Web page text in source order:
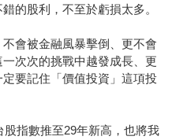
的股利，不至於虧損太多。
會被金融風暴擊倒、更不會
次次的挑戰中越發成長、更
要記住「價值投資」這項投
指數推至29年新高，也將我